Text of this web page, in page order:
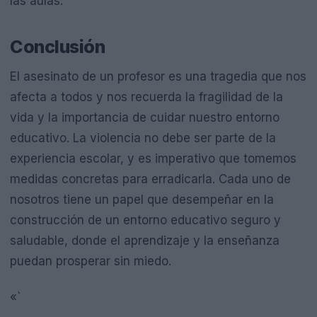
Conclusión
El asesinato de un profesor es una tragedia que nos
afecta a todos y nos recuerda la fragilidad de la
vida y la importancia de cuidar nuestro entorno
educativo. La violencia no debe ser parte de la
experiencia escolar, y es imperativo que tomemos
medidas concretas para erradicarla. Cada uno de
nosotros tiene un papel que desempeñar en la
construcción de un entorno educativo seguro y
saludable, donde el aprendizaje y la enseñanza
puedan prosperar sin miedo.
«`